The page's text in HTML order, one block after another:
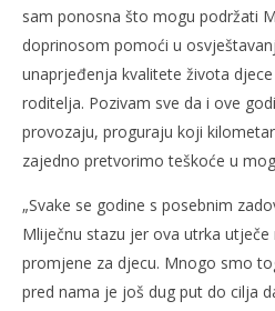
sam ponosna što mogu podržati
doprinosom pomoći u
unaprjeđenja kvalitete života
roditelja. Pozivam sve da i ove
provozaju, proguraju koji
zajedno pretvorimo teškoće u
„Svake se godine s posebnim
Mliječnu stazu jer ova utrka utječe
promjene za djecu. Mnogo smo
pred nama je još dug put do cilja